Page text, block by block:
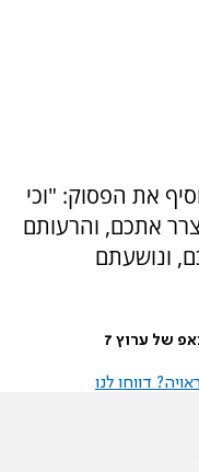
את הפסוק: "וכי
אתכם, והרעותם
ונושעתם
של ערוץ 7
דווחו לנו